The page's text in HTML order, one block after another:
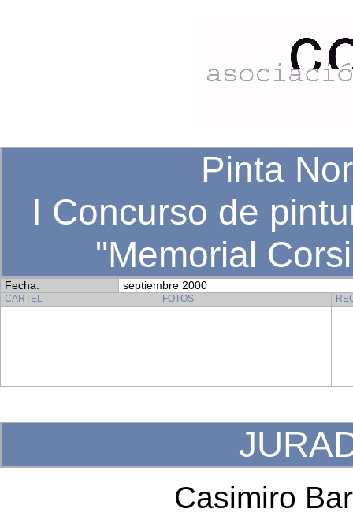
Pinta
I Concurso de
"Memorial
Fecha: septiembre 2000
CARTEL FOTOS
Casimiro